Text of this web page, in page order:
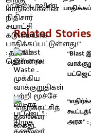
Related Stories
“Blast